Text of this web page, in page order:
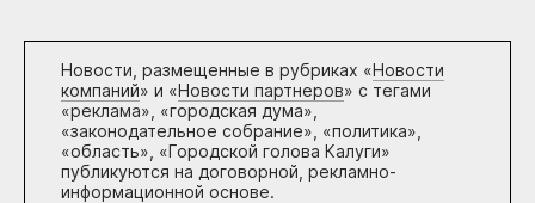
Новости, размещенные в рубриках «Новости
компаний» и «Новости партнеров» с тегами
«реклама», «городская дума»,
«законодательное собрание», «политика»,
«область», «Городской голова Калуги»
публикуются на договорной, рекламно-
информационной основе.